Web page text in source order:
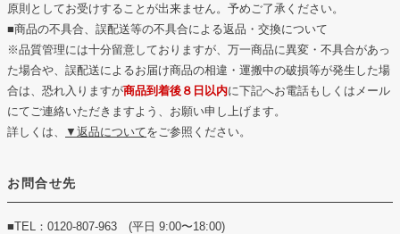
原則としてお受けすることが出来ません。予めご了承ください。
■商品の不具合、誤配送等の不具合による返品・交換について
※品質管理には十分留意しておりますが、万一商品に異変・不具合があっ
た場合や、誤配送によるお届け商品の相違・運搬中の破損等が発生した場
合は、恐れ入りますが商品到着後８日以内に下記へお電話もしくはメール
にてご連絡いただきますよう、お願い申し上げます。
詳しくは、
▼返品についてをご参照ください。
お問合せ先
■TEL：0120-807-963 (平日 9:00〜18:00)